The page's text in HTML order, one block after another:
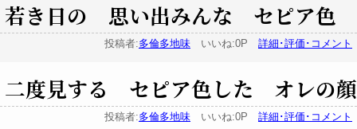
若き日の 思い出みんな セピア色
投稿者:多倫多地味 いいね:0P 詳細･評価･コメント
二度見する セピア色した オレの顔
投稿者:多倫多地味 いいね:0P 詳細･評価･コメント